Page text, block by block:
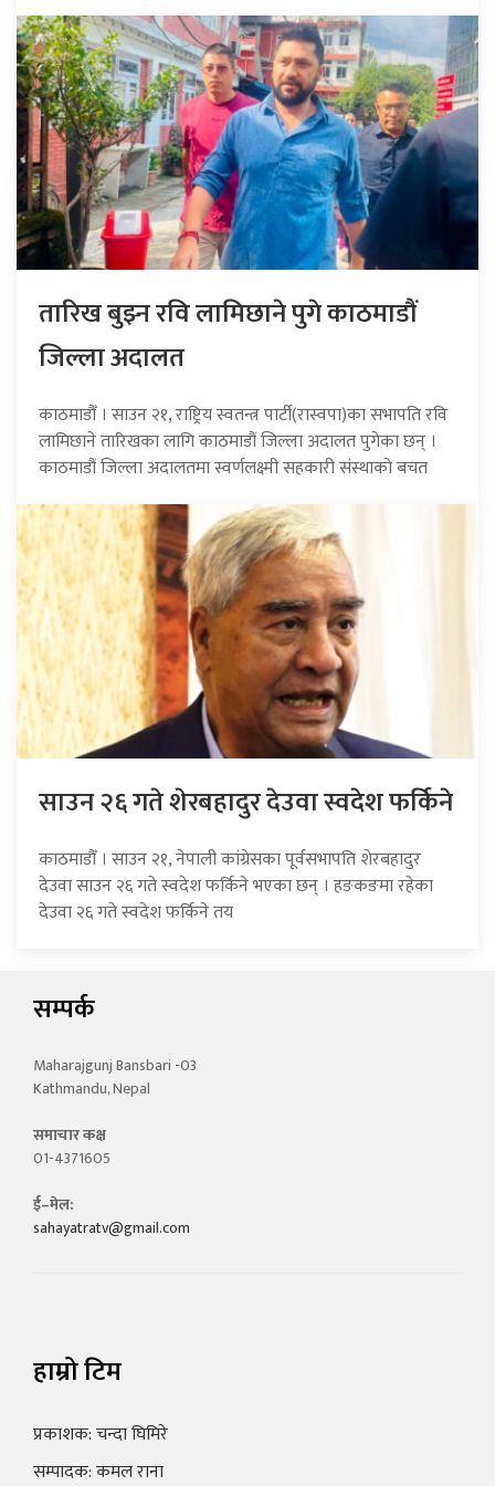
तारिख बुझ्न रवि लामिछाने पुगे काठमाडौं
जिल्ला अदालत
काठमाडौँ । साउन २१, राष्ट्रिय स्वतन्त्र पार्टी(रास्वपा)का सभापति रवि
लामिछाने तारिखका लागि काठमाडौं जिल्ला अदालत पुगेका छन् ।
काठमाडौं जिल्ला अदालतमा स्वर्णलक्ष्मी सहकारी संस्थाको बचत
साउन २६ गते शेरबहादुर देउवा स्वदेश फर्किने
काठमाडौँ । साउन २१, नेपाली कांग्रेसका पूर्वसभापति शेरबहादुर
देउवा साउन २६ गते स्वदेश फर्किने भएका छन् । हङकङमा रहेका
देउवा २६ गते स्वदेश फर्किने तय
सम्पर्क
Maharajgunj Bansbari -03
Kathmandu, Nepal
समाचार कक्ष
01-4371605
ई–मेल:
sahayatratv@gmail.com
हाम्रो टिम
प्रकाशक: चन्दा घिमिरे
सम्पादक: कमल राना